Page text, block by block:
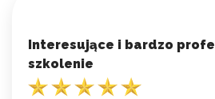
Interesujące i bardzo
szkolenie